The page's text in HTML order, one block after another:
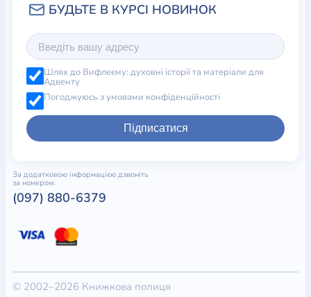
Шлях до Вифлеєму: духовні історії та матеріали для
Адвенту
Погоджуюсь з умовами конфіденційності
Підписатися
За додатковою інформацією дзвоніть
за номером:
(097) 880-6379
© 2002–2026 Книжкова полиця